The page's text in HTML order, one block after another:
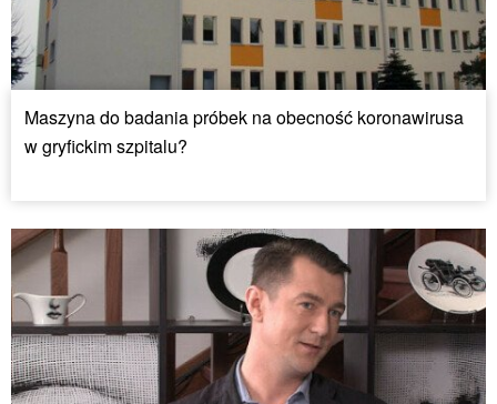
Maszyna do badania próbek na obecność koronawirusa
w gryfickim szpitalu?